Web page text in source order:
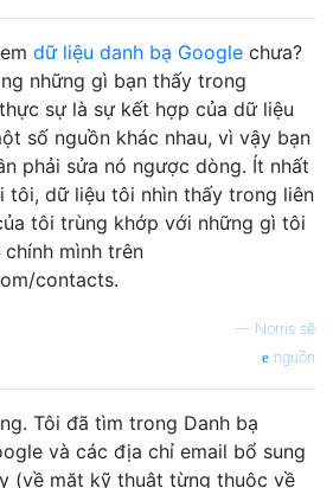
dữ liệu danh bạ Google chưa?
những gì bạn thấy trong
sự là sự kết hợp của dữ liệu
số nguồn khác nhau, vì vậy bạn
phải sửa nó ngược dòng. Ít nhất
tôi, dữ liệu tôi nhìn thấy trong liên
tôi trùng khớp với những gì tôi
mình trên
contacts.
— Norris sẽ
nguồn
Tôi đã tìm trong Danh bạ
và các địa chỉ email bổ sung
(về mặt kỹ thuật từng thuộc về